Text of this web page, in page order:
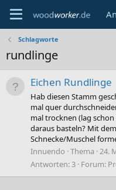
Schlagworte
rundlinge
Eichen Rundlinge
Hab diesen Stamm
mal quer
mal trocknen (lag
daraus basteln? Mit
Schnecke/Muschel
Innuendo Thema 24.
Antworten: 3 Forum: